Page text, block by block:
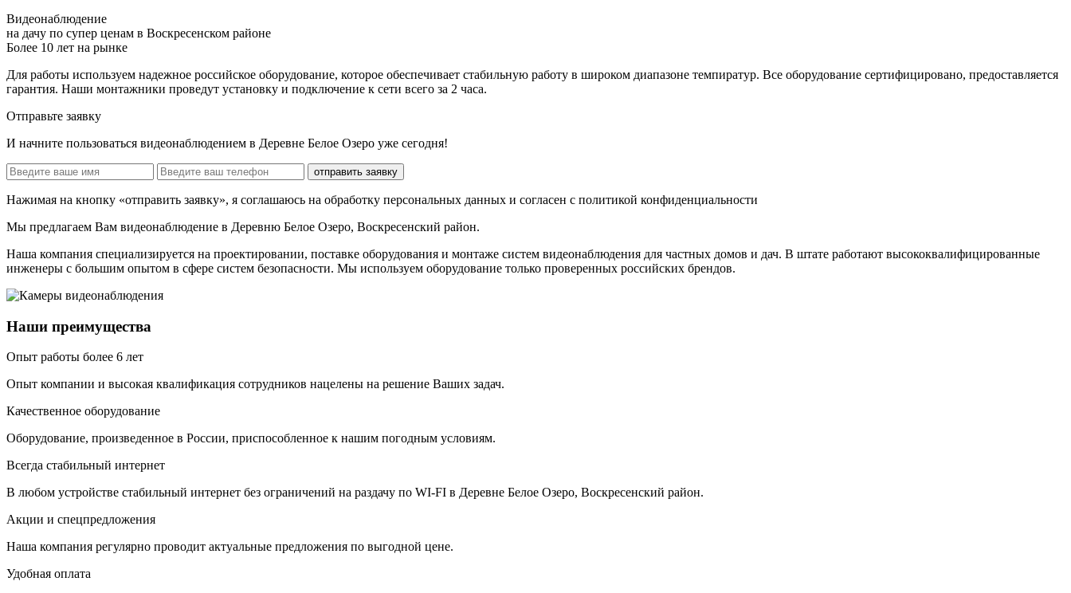
Видеонаблюдение
на дачу по супер ценам в Воскресенском районе
Более 10 лет на рынке
Для работы используем надежное российское оборудование, которое обеспечивает стабильную работу в широком диапазоне темпиратур. Все оборудование сертифицировано, предоставляется
гарантия. Наши монтажники проведут установку и подключение к сети всего за 2 часа.
Отправьте заявку
И начните пользоваться видеонаблюдением в Деревне Белое Озеро уже сегодня!
отправить заявку
Нажимая на кнопку «отправить заявку», я соглашаюсь на обработку персональных данных и согласен с политикой конфиденциальности
Мы предлагаем Вам видеонаблюдение в Деревню Белое Озеро, Воскресенский район.
Наша компания специализируется на проектировании, поставке оборудования и монтаже систем видеонаблюдения для частных домов и дач. В штате работают высококвалифицированные
инженеры с большим опытом в сфере систем безопасности. Мы используем оборудование только проверенных российских брендов.
Наши преимущества
Опыт работы более 6 лет
Опыт компании и высокая квалификация сотрудников нацелены на решение Ваших задач.
Качественное оборудование
Оборудование, произведенное в России, приспособленное к нашим погодным условиям.
Всегда стабильный интернет
В любом устройстве стабильный интернет без ограничений на раздачу по WI-FI в Деревне Белое Озеро, Воскресенский район.
Акции и спецпредложения
Наша компания регулярно проводит актуальные предложения по выгодной цене.
Удобная оплата